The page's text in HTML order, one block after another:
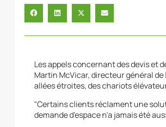
Les appels concernant des devis et
Martin McVicar, directeur général
allées étroites, des chariots
"Certains clients réclament une
demande d'espace n'a jamais été